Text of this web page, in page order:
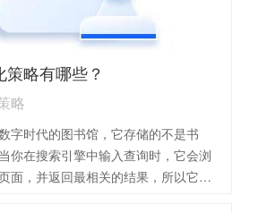
与其他高质量网站建立合作关系，获
网站权威性和可信度。5，技术优化：
和搜索引擎友好性。
略有哪些？
略
字时代的图书馆，它存储的不是书
你在搜索引擎中输入查询时，它会浏
面，并返回最相关的结果，所以它是